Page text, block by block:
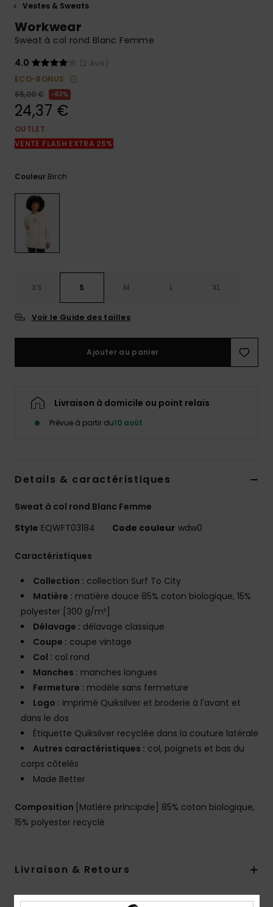
Démarrer
conversation
fréquentes et
notre
CARTE
CADEAU
LISTE DE
SOUHAITS
Vestes & Sweats
Workwear
Sweat à col rond Blanc Femme
4.0
(2 Avis)
ECO-BONUS
65,00 €
63%
24,37 €
OUTLET
VENTE FLASH EXTRA 25%
Couleur Birch
XS S M L XL
Voir le Guide des tailles
Ajouter au panier
Livraison à domicile ou point relais
Prévue à partir du10 août
Details & caractéristiques
Sweat à col rond Blanc Femme
Style EQWFT03184 Code couleur wdw0
Caractéristiques
Collection : collection Surf To City
Matière : matière douce 85% coton biologique, 15%
polyester [300 g/m²]
Délavage : délavage classique
Coupe : coupe vintage
Col : col rond
Manches : manches longues
Fermeture : modèle sans fermeture
Logo : imprimé Quiksilver et broderie à l'avant et
dans le dos
Étiquette Quiksilver recyclée dans la couture latérale
Autres caractéristiques : col, poignets et bas du
corps côtelés
Made Better
Composition [Matière principale] 85% coton biologique,
15% polyester recyclé
Livraison & Retours